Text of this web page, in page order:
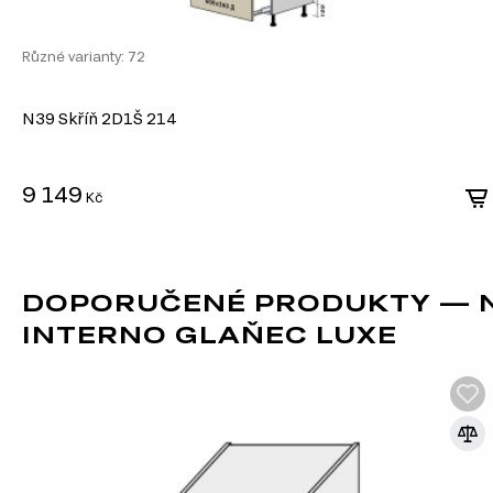
Různé varianty: 72
N39 Skříň 2D1Š 214
9 149 Kč
DOPORUČENÉ PRODUKTY
INTERNO GLAŇEC LUXE